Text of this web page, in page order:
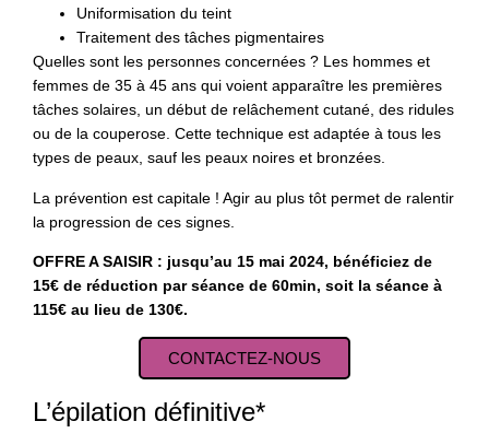
Uniformisation du teint
Traitement des tâches pigmentaires
Quelles sont les personnes concernées ? Les hommes et
femmes de 35 à 45 ans qui voient apparaître les premières
tâches solaires, un début de relâchement cutané, des ridules
ou de la couperose. Cette technique est adaptée à tous les
types de peaux, sauf les peaux noires et bronzées.
La prévention est capitale ! Agir au plus tôt permet de ralentir
la progression de ces signes.
OFFRE A SAISIR : jusqu’au 15 mai 2024, bénéficiez de
15€ de réduction par séance de 60min, soit la séance à
115€ au lieu de 130€.
CONTACTEZ-NOUS
L’épilation définitive*